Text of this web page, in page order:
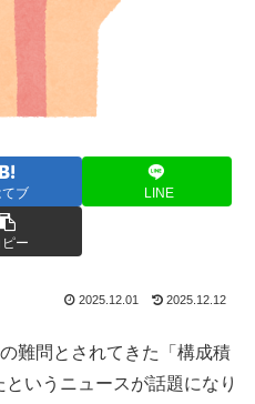
ブ LINE
ピー
2025.12.01 2025.12.12
難問とされてきた「構成積
いうニュースが話題になり